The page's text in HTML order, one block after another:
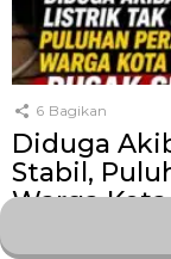
6 Bagikan
Diduga
Stabil,
Warga